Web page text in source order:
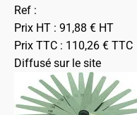
Ref :
Prix HT : 91,88 € HT
Prix TTC : 110,26 € TTC
Diffusé sur le site